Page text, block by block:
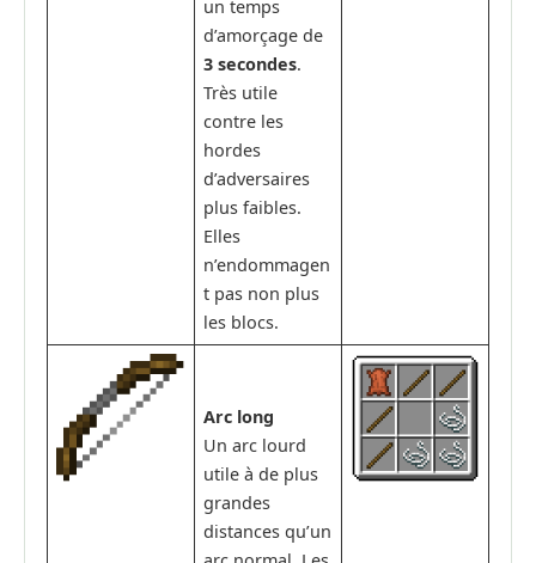
un temps
d’amorçage de
3 secondes.
Très utile
contre les
hordes
d’adversaires
plus faibles.
Elles
n’endommagen
t pas non plus
les blocs.
Arc long
Un arc lourd
utile à de plus
grandes
distances qu’un